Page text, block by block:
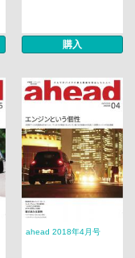
購入
ahead 2018年4月号